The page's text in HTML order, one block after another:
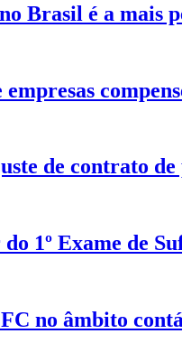
Brasil é a mais
de contrato
1º Exame de
no âmbito